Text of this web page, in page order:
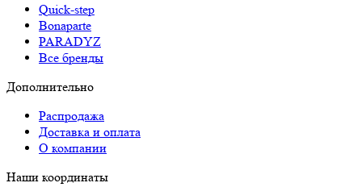
Quick-step
Bonaparte
PARADYZ
Все бренды
Дополнительно
Распродажа
Доставка и оплата
О компании
Наши координаты